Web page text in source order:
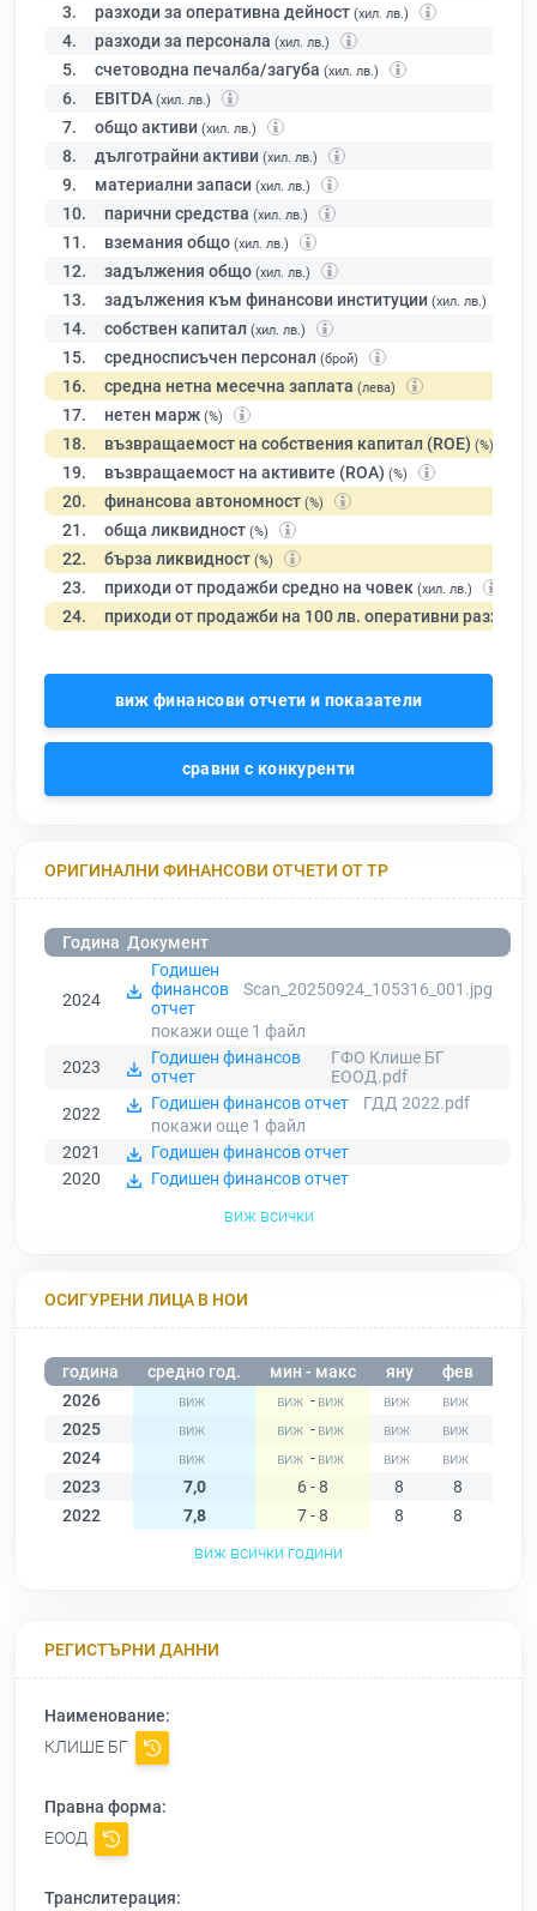
3. разходи за оперативна дейност (хил. лв.)
4. разходи за персонала (хил. лв.)
5. счетоводна печалба/загуба (хил. лв.)
6. EBITDA (хил. лв.)
7. общо активи (хил. лв.)
8. дълготрайни активи (хил. лв.)
9. материални запаси (хил. лв.)
10. парични средства (хил. лв.)
11. вземания общо (хил. лв.)
12. задължения общо (хил. лв.)
13. задължения към финансови институции (хил. лв.)
14. собствен капитал (хил. лв.)
15. средносписъчен персонал (брой)
16. средна нетна месечна заплата (лева)
17. нетен марж (%)
18. възвращаемост на собствения капитал (ROE) (%)
19. възвращаемост на активите (ROA) (%)
20. финансова автономност (%)
21. обща ликвидност (%)
22. бърза ликвидност (%)
23. приходи от продажби средно на човек (хил. лв.)
24. приходи от продажби на 100 лв. оперативни разходи
виж финансови отчети и показатели
сравни с конкуренти
ОРИГИНАЛНИ ФИНАНСОВИ ОТЧЕТИ ОТ ТР
Година Документ
2024
Годишен
финансов
отчет
Scan_20250924_105316_001.jpg
покажи още 1 файл
2023
Годишен финансов
отчет
ГФО Клише БГ
ЕООД.pdf
2022
Годишен финансов отчет
ГДД 2022.pdf
покажи още 1 файл
2021
Годишен финансов отчет
2020
Годишен финансов отчет
виж всички
ОСИГУРЕНИ ЛИЦА В НОИ
година средно год. мин - макс яну фев
2026
-
2025
-
2024
-
2023
7,0 6 - 8 8 8
2022
7,8 7 - 8 8 8
виж всички години
РЕГИСТЪРНИ ДАННИ
Наименование:
КЛИШЕ БГ
Правна форма:
ЕООД
Транслитерация: